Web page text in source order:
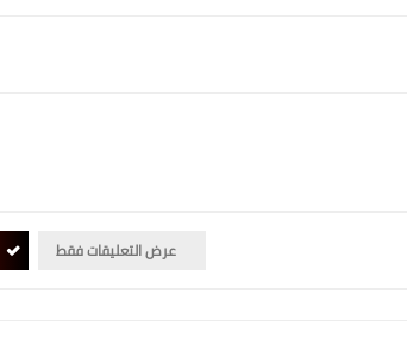
عرض التعليقات فقط